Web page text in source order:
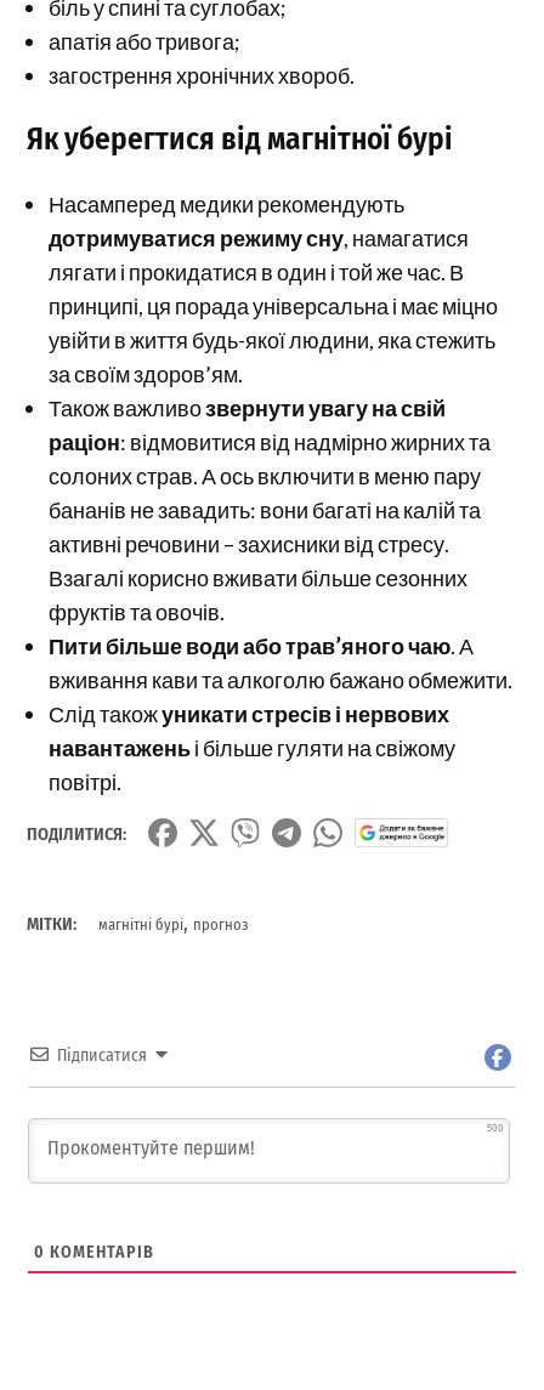
біль у спині та суглобах;
апатія або тривога;
загострення хронічних хвороб.
Як уберегтися від магнітної бурі
Насамперед медики рекомендують
дотримуватися режиму сну, намагатися
лягати і прокидатися в один і той же час. В
принципі, ця порада універсальна і має міцно
увійти в життя будь-якої людини, яка стежить
за своїм здоров’ям.
Також важливозвернути увагу на свій
раціон: відмовитися від надмірно жирних та
солоних страв. А ось включити в меню пару
бананів не завадить: вони багаті на калій та
активні речовини – захисники від стресу.
Взагалі корисно вживати більше сезонних
фруктів та овочів.
Пити більше води або трав’яного чаю. А
вживання кави та алкоголю бажано обмежити.
Слід такожуникати стресів і нервових
навантаженьі більше гуляти на свіжому
повітрі.
ПОДІЛИТИСЯ:
МІТКИ: магнітні бурі, прогноз
Підписатися
500
0 КОМЕНТАРІВ